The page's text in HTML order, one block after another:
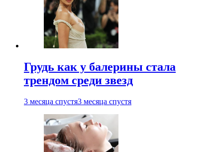
Грудь как у балерины стала
трендом среди звезд
3 месяца спустя3 месяца спустя